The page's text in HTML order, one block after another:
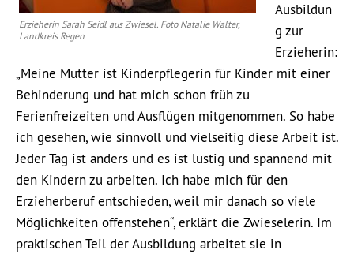
Erzieherin Sarah Seidl aus Zwiesel. Foto Natalie Walter,
Landkreis Regen
Ausbildun
g zur
Erzieherin:
„Meine Mutter ist Kinderpflegerin für Kinder mit einer
Behinderung und hat mich schon früh zu
Ferienfreizeiten und Ausflügen mitgenommen. So habe
ich gesehen, wie sinnvoll und vielseitig diese Arbeit ist.
Jeder Tag ist anders und es ist lustig und spannend mit
den Kindern zu arbeiten. Ich habe mich für den
Erzieherberuf entschieden, weil mir danach so viele
Möglichkeiten offenstehen“, erklärt die Zwieselerin. Im
praktischen Teil der Ausbildung arbeitet sie in